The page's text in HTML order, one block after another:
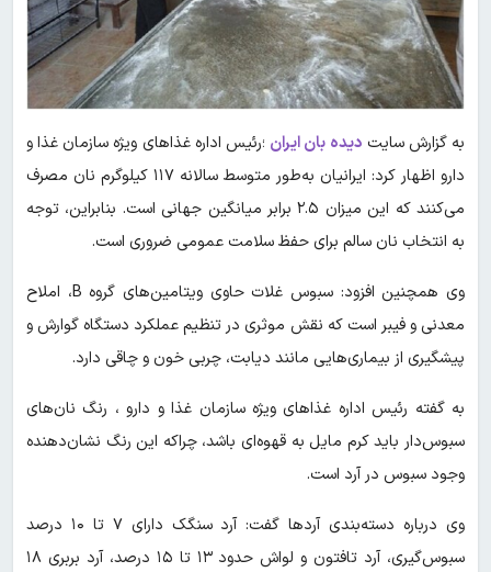
به گزارش سایت دیده بان ایران ؛رئیس اداره غذاهای ویژه سازمان غذا و
دارو اظهار کرد: ایرانیان به‌طور متوسط سالانه ۱۱۷ کیلوگرم نان مصرف
می‌کنند که این میزان ۲.۵ برابر میانگین جهانی است. بنابراین، توجه
به انتخاب نان سالم برای حفظ سلامت عمومی ضروری است.
وی همچنین افزود: سبوس غلات حاوی ویتامین‌های گروه B، املاح
معدنی و فیبر است که نقش موثری در تنظیم عملکرد دستگاه گوارش و
پیشگیری از بیماری‌هایی مانند دیابت، چربی خون و چاقی دارد.
به گفته رئیس اداره غذاهای ویژه سازمان غذا و دارو ، رنگ نان‌های
سبوس‌دار باید کرم مایل به قهوه‌ای باشد، چراکه این رنگ نشان‌دهنده
وجود سبوس در آرد است.
وی درباره دسته‌بندی آردها گفت: آرد سنگک دارای ۷ تا ۱۰ درصد
سبوس‌گیری، آرد تافتون و لواش حدود ۱۳ تا ۱۵ درصد، آرد بربری ۱۸